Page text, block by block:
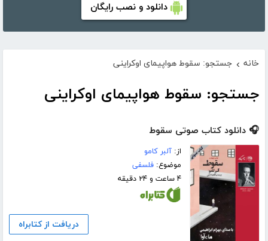
دانلود و نصب رایگان
خانه › جستجو: سقوط هواپیمای اوکراینی
جستجو: سقوط هواپیمای اوکراینی
🎧 دانلود کتاب صوتی سقوط
از:آلبر کامو
موضوع:فلسفی
۴ ساعت و ۲۴ دقیقه
دریافت از کتابراه